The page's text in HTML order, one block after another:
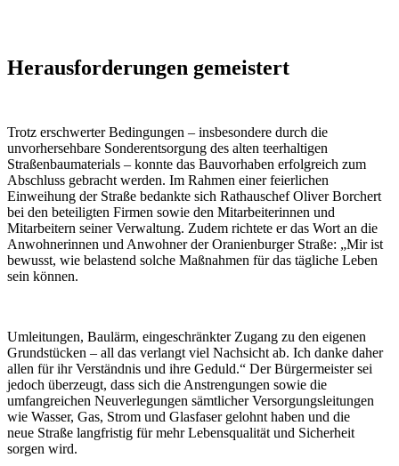
Herausforderungen gemeistert
Trotz erschwerter Bedingungen – insbesondere durch die
unvorhersehbare Sonderentsorgung des alten teerhaltigen
Straßenbaumaterials – konnte das Bauvorhaben erfolgreich zum
Abschluss gebracht werden. Im Rahmen einer feierlichen
Einweihung der Straße bedankte sich Rathauschef Oliver Borchert
bei den beteiligten Firmen sowie den Mitarbeiterinnen und
Mitarbeitern seiner Verwaltung. Zudem richtete er das Wort an die
Anwohnerinnen und Anwohner der Oranienburger Straße: „Mir ist
bewusst, wie belastend solche Maßnahmen für das tägliche Leben
sein können.
Umleitungen, Baulärm, eingeschränkter Zugang zu den eigenen
Grundstücken – all das verlangt viel Nachsicht ab. Ich danke daher
allen für ihr Verständnis und ihre Geduld.“ Der Bürgermeister sei
jedoch überzeugt, dass sich die Anstrengungen sowie die
umfangreichen Neuverlegungen sämtlicher Versorgungsleitungen
wie Wasser, Gas, Strom und Glasfaser gelohnt haben und die
neue Straße langfristig für mehr Lebensqualität und Sicherheit
sorgen wird.